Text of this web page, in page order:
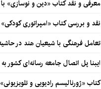
معرفی و نقد کتاب «دین و نوسازی»
نقد و بررسی کتاب «امپراتوری کودکی»
تعامل فرهنگی با شیعیان هند در
ایبنا پل اتصال جامعه رسانه‌ای کشور
کتاب «ژورنالیسم رادیویی و تلویزیونی»